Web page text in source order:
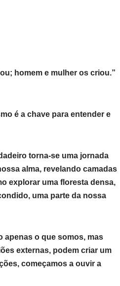
homem e mulher os criou.”
é a chave para entender e
torna-se uma jornada
alma, revelando camadas
explorar uma floresta densa,
uma parte da nossa
apenas o que somos, mas
externas, podem criar um
começamos a ouvir a